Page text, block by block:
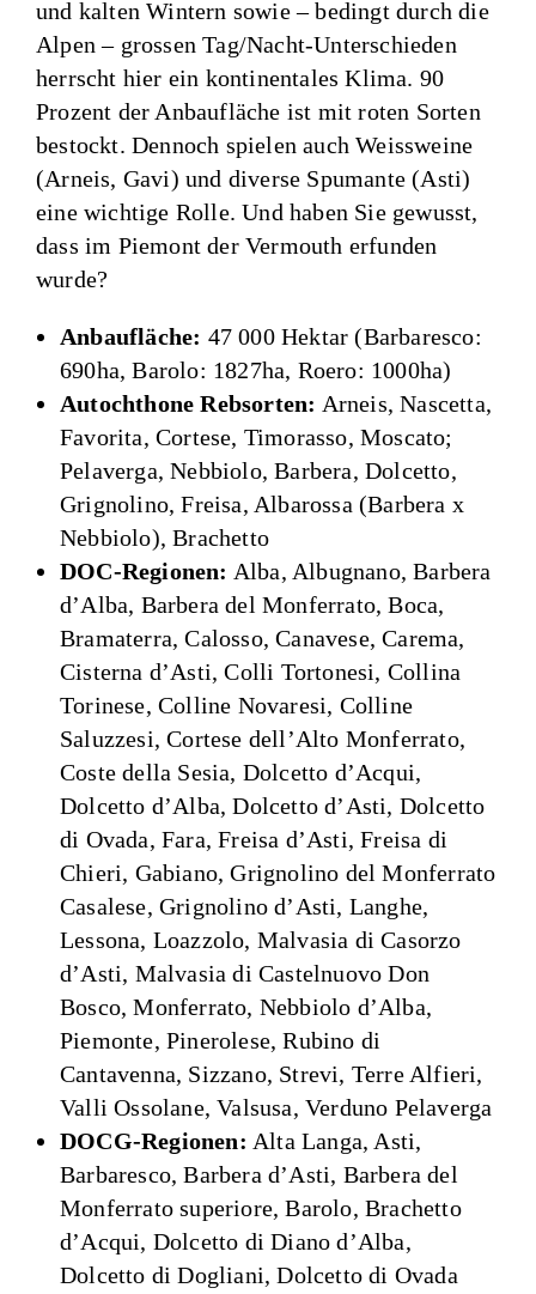
und kalten Wintern sowie – bedingt durch die
Alpen – grossen Tag/Nacht-Unterschieden
herrscht hier ein kontinentales Klima. 90
Prozent der Anbaufläche ist mit roten Sorten
bestockt. Dennoch spielen auch Weissweine
(Arneis, Gavi) und diverse Spumante (Asti)
eine wichtige Rolle. Und haben Sie gewusst,
dass im Piemont der Vermouth erfunden
wurde?
Anbaufläche: 47 000 Hektar (Barbaresco:
690ha, Barolo: 1827ha, Roero: 1000ha)
Autochthone Rebsorten: Arneis, Nascetta,
Favorita, Cortese, Timorasso, Moscato;
Pelaverga, Nebbiolo, Barbera, Dolcetto,
Grignolino, Freisa, Albarossa (Barbera x
Nebbiolo), Brachetto
DOC-Regionen: Alba, Albugnano, Barbera
d’Alba, Barbera del Monferrato, Boca,
Bramaterra, Calosso, Canavese, Carema,
Cisterna d’Asti, Colli Tortonesi, Collina
Torinese, Colline Novaresi, Colline
Saluzzesi, Cortese dell’Alto Monferrato,
Coste della Sesia, Dolcetto d’Acqui,
Dolcetto d’Alba, Dolcetto d’Asti, Dolcetto
di Ovada, Fara, Freisa d’Asti, Freisa di
Chieri, Gabiano, Grignolino del Monferrato
Casalese, Grignolino d’Asti, Langhe,
Lessona, Loazzolo, Malvasia di Casorzo
d’Asti, Malvasia di Castelnuovo Don
Bosco, Monferrato, Nebbiolo d’Alba,
Piemonte, Pinerolese, Rubino di
Cantavenna, Sizzano, Strevi, Terre Alfieri,
Valli Ossolane, Valsusa, Verduno Pelaverga
DOCG-Regionen: Alta Langa, Asti,
Barbaresco, Barbera d’Asti, Barbera del
Monferrato superiore, Barolo, Brachetto
d’Acqui, Dolcetto di Diano d’Alba,
Dolcetto di Dogliani, Dolcetto di Ovada